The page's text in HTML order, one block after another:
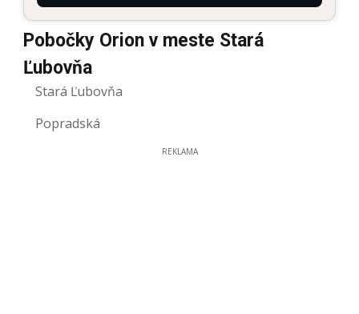
Pobočky Orion v meste Stará
Ľubovňa
Stará Ľubovňa
Popradská
REKLAMA